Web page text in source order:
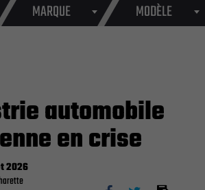
MARQUE MODÈLE
automobile
en crise
2026